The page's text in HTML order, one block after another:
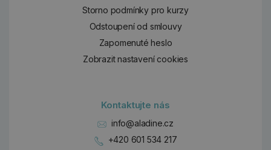
Storno podmínky pro kurzy
Odstoupení od smlouvy
Zapomenuté heslo
Zobrazit nastavení cookies
Kontaktujte nás
info@aladine.cz
+420 601 534 217